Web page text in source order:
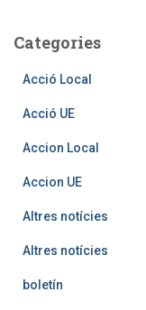
Categories
Acció Local
Acció UE
Accion Local
Accion UE
Altres notícies
Altres notícies
boletín